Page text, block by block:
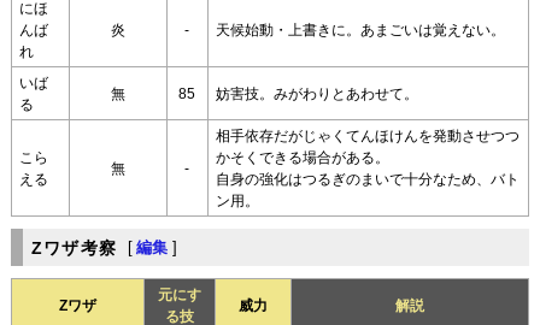
にほ
んば
れ
炎 - 天候始動・上書きに。あまごいは覚えない。
いば
る
無 85 妨害技。みがわりとあわせて。
こら
える
無 -
相手依存だがじゃくてんほけんを発動させつつ
かそくできる場合がある。
自身の強化はつるぎのまいで十分なため、バト
ン用。
Zワザ考察 [ 編集 ]
Zワザ
元にす
る技
威力 解説